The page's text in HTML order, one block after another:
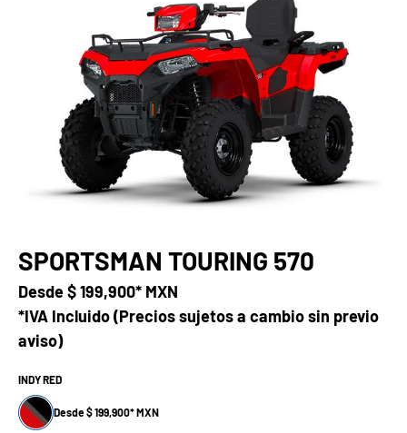
SPORTSMAN TOURING 570
Desde$ 199,900* MXN
*IVA Incluido (Precios sujetos a cambio sin previo
aviso)
INDY RED
Desde $ 199,900* MXN